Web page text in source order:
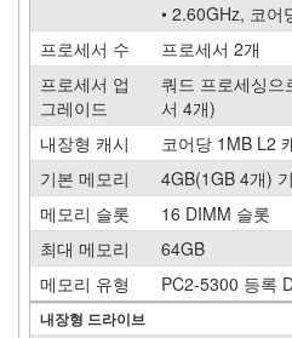
• 2.60GHz, 코어
프로세서 수
프로세서 2개
프로세서 업
그레이드
쿼드 프로세싱으
서 4개)
내장형 캐시
코어당 1MB L2
기본 메모리
4GB(1GB 4개)
메모리 슬롯
16 DIMM 슬롯
최대 메모리
64GB
메모리 유형
PC2-5300 등록
내장형 드라이브
52
HP
AlphaServer
9
HP
9000
Server
5
Disk
Storage
Systems
1
IBM